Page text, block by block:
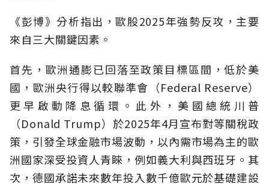
《彭博》分析指出，歐股2025年強勢反攻，主要
來自三大關鍵因素。
首先，歐洲通膨已回落至政策目標區間，低於美
國，歐洲央行得以較聯準會（Federal Reserve）
更早啟動降息循環。此外，美國總統川普
（Donald Trump）於2025年4月宣布對等關稅政
策，引發全球金融市場波動，以內需市場為主的歐
洲國家深受投資人青睞，例如義大利與西班牙。其
次，德國承諾未來數年投入數千億歐元於基礎建設